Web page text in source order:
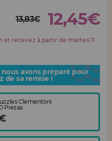
DISTRIBUTEUR
13,83€ 12,45€
recevez à partir de martes 11
avons préparé pour
de sa remise !
Clementoni
Piezas